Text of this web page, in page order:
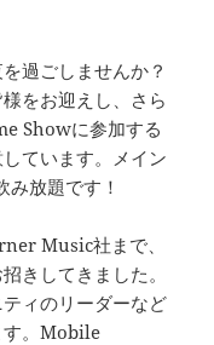
過ごしませんか？
をお迎えし、さら
Showに参加する
ています。メイン
み放題です！
Music社まで、
きしてきました。
ィのリーダーなど
す。Mobile